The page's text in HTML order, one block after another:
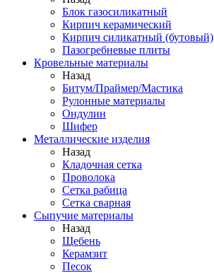
Блок газосиликатный
Кирпич керамический
Кирпич силикатный (бутовый)
Пазогребневые плиты
Кровельные материалы
Назад
Битум/Праймер/Мастика
Рулонные материалы
Ондулин
Шифер
Металлические изделия
Назад
Кладочная сетка
Проволока
Сетка рабица
Сетка сварная
Сыпучие материалы
Назад
Щебень
Керамзит
Песок